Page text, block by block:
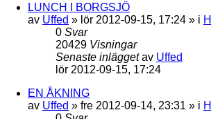
LUNCH I BORGSJÖ
av Uffed » lör 2012-09-15, 17:24 » i
0 Svar
20429 Visningar
Senaste inläggetav Uffed
lör 2012-09-15, 17:24
EN ÅKNING
av Uffed » fre 2012-09-14, 23:31 » i